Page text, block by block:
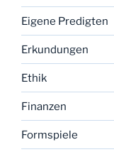
Eigene Predigten
Erkundungen
Ethik
Finanzen
Formspiele